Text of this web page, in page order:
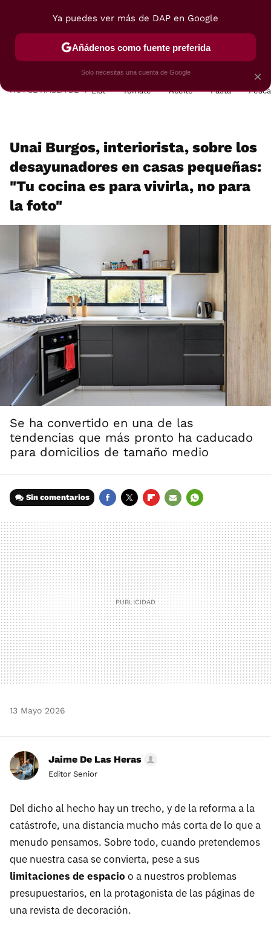
POSTRES VIAJES SELECCIÓN VEGUI
HOY SE HABLA DE Lidl Tomate Aceite Pasta
Unai Burgos, interiorista, sobre los
desayunadores en casas pequeñas:
"Tu cocina es para vivirla, no para
la foto"
Se ha convertido en una de las
tendencias que más pronto ha caducado
para domicilios de tamaño medio
Sin comentarios
MAIL
13 Mayo 2026
Jaime De Las Heras
Editor Senior
Del dicho al hecho hay un trecho, y de la reforma a la
catástrofe, una distancia mucho más corta de lo que a
menudo pensamos. Sobre todo, cuando pretendemos
que nuestra casa se convierta, pese a sus
limitaciones de espacio o a nuestros problemas
presupuestarios, en la protagonista de las páginas de
una revista de decoración.
×
Ya puedes ver más de DAP en Google
Añádenos como fuente preferida
Solo necesitas una cuenta de Google